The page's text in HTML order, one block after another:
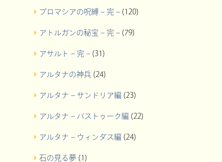
プロマシアの呪縛 – 完 –(120)
アトルガンの秘宝 – 完 –(79)
アサルト – 完 –(31)
アルタナの神兵(24)
アルタナ – サンドリア編(23)
アルタナ – バストゥーク編(22)
アルタナ – ウィンダス編(24)
石の見る夢(1)